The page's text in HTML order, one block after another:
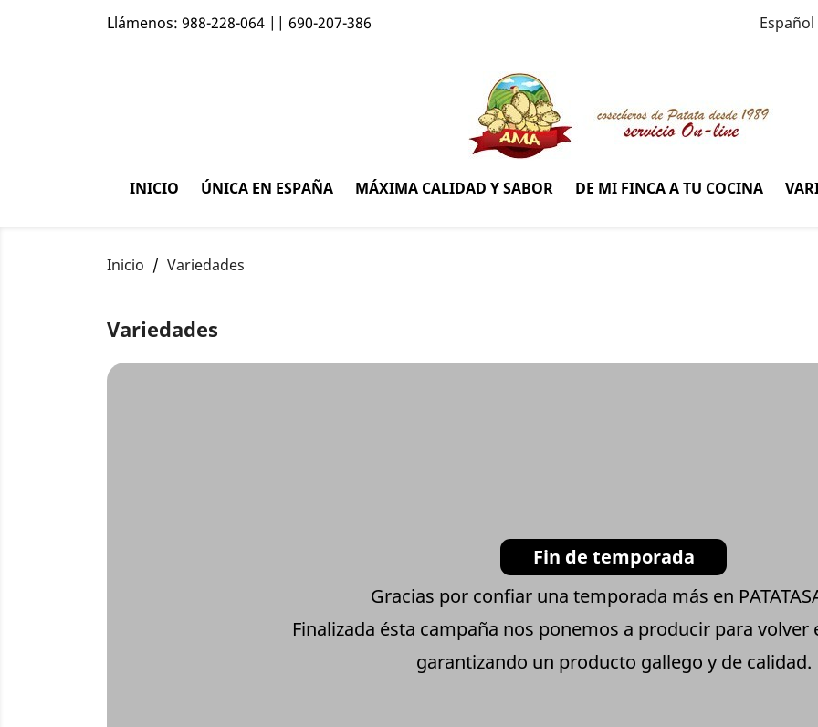
Llámenos: 988-228-064 || 690-207-386 Español
INICIO ÚNICA EN ESPAÑA MÁXIMA CALIDAD Y SABOR DE MI FINCA A TU COCINA
Inicio Variedades
Variedades
Fin de temporada
Gracias por confiar una temporada más en
Finalizada ésta campaña nos ponemos a producir para volver
garantizando un producto gallego y de calidad.